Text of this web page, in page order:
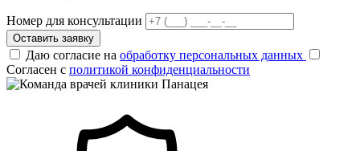
Номер для консультации
Оставить заявку
Даю согласие на обработку персональных данных
Согласен с политикой конфиденциальности